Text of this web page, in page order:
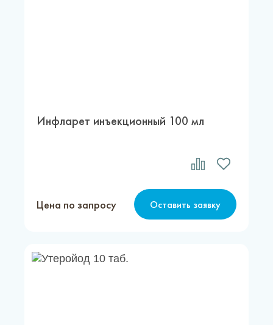
Инфларет инъекционный 100 мл
Цена по запросу Оставить заявку